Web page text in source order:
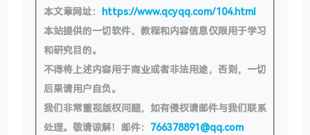
本文章网址： https://www.qcyqq.com/104.html
本站提供的一切软件、教程和内容信息仅限用于学习
和研究目的。
不得将上述内容用于商业或者非法用途，否则，一切
后果请用户自负。
我们非常重视版权问题，如有侵权请邮件与我们联系
处理。敬请谅解！邮件： 766378891@qq.com